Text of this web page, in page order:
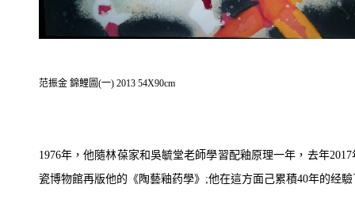
范振金 錦鯉圖(一) 2013 54X90cm
1976年，他隨林葆家和吳毓堂老師學習配釉原理一年，去年
瓷博物館再版他的《陶藝釉药學》;他在這方面己累積40年的经驗